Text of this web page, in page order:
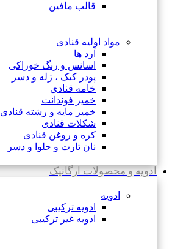
قالب مافین
مواد اولیه قنادی
آرد ها
اسانس و رنگ خوراکی
پودر کیک ، ژله و دسر
خامه قنادی
خمیر فوندانت
خمیر مایه و رشته قنادی
شکلات قنادی
کره و روغن قنادی
نان تارت و حلوا و دسر
ادویه و محصولات ارگانیک
ادویه
ادویه ترکیبی
ادویه غیر ترکیبی